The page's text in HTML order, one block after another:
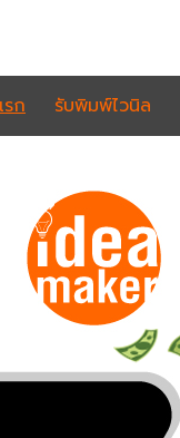
รก รับพิมพ์ไวนิล